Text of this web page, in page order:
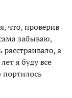
что, проверив
забываю,
а
я буду все
портилось